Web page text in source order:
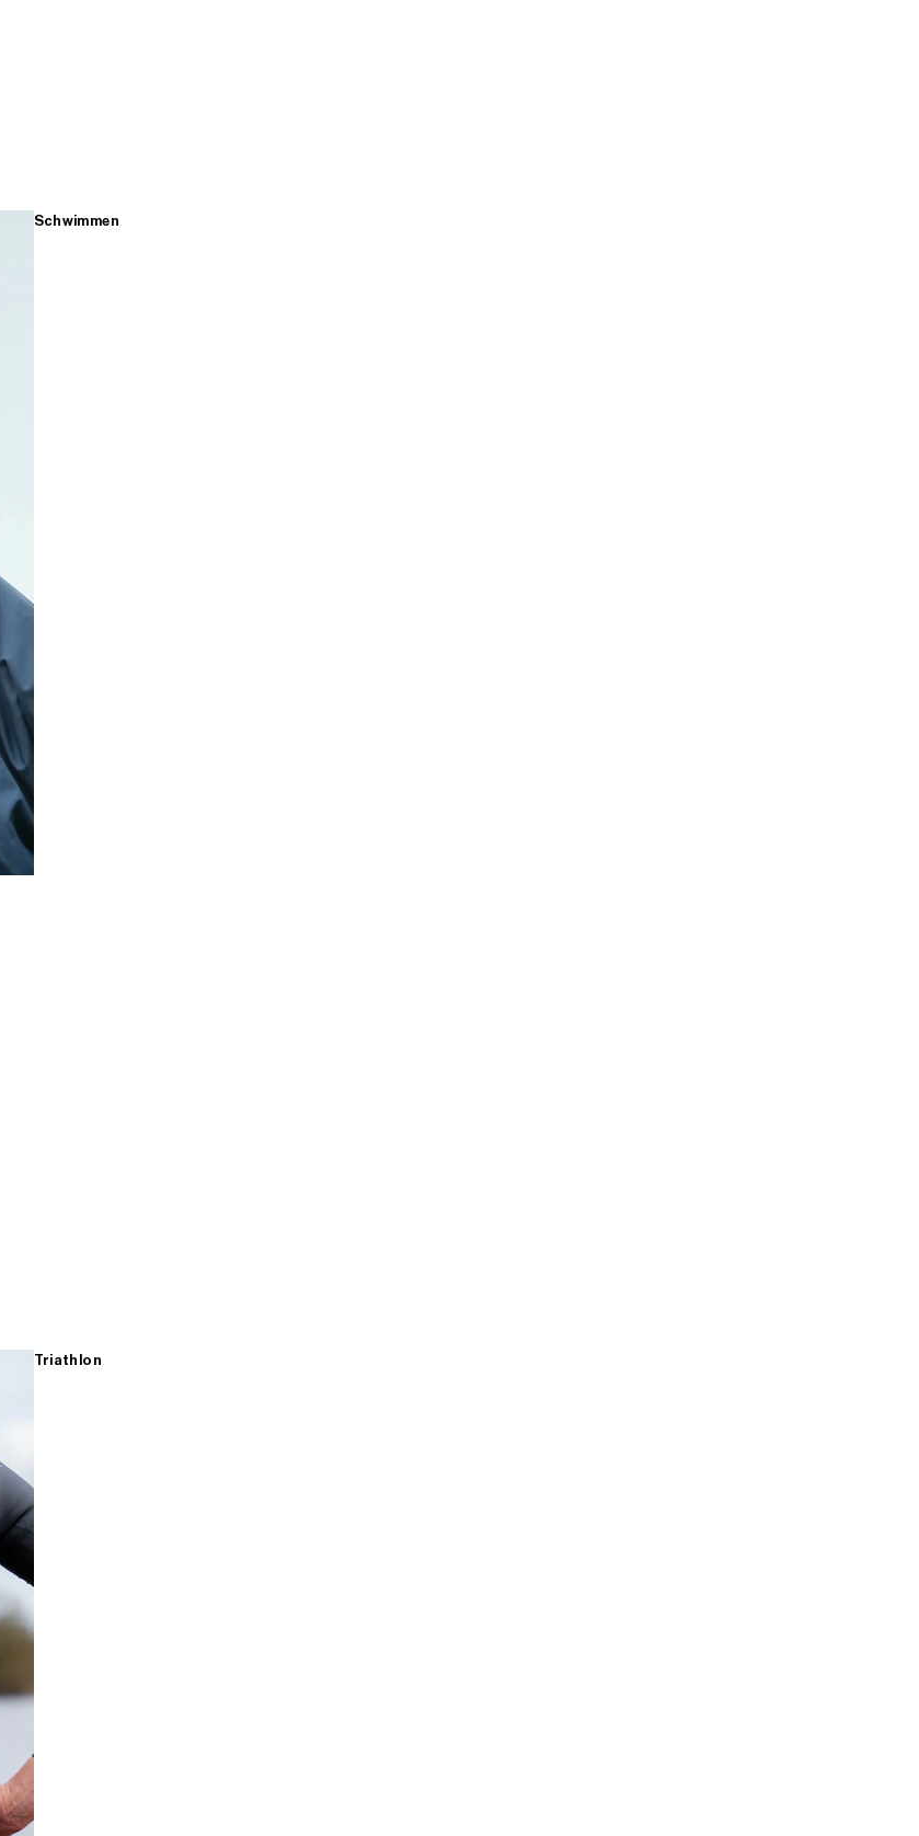
Schwimmen
Triathlon